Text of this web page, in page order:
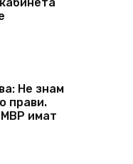
Не знам
прави.
имат